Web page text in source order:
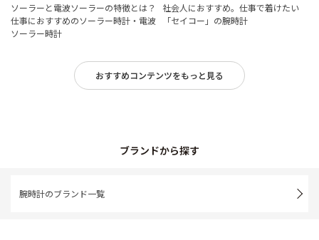
ソーラーと電波ソーラーの特徴とは？
仕事におすすめのソーラー時計・電波
ソーラー時計
社会人におすすめ。仕事で着けたい
「セイコー」の腕時計
おすすめコンテンツをもっと見る
ブランドから探す
腕時計のブランド一覧